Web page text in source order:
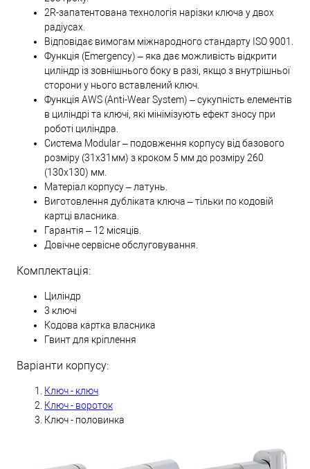
2R-запатентована технологія нарізки ключа у двох
радіусах.
Відповідає вимогам міжнародного стандарту ISO 9001.
Функція (Emergency) – яка дає можливість відкрити
циліндр із зовнішнього боку в разі, якщо з внутрішньої
сторони у нього вставлений ключ.
Функція AWS (Anti-Wear System) – сукупність елементів
в циліндрі та ключі, які мінімізують ефект зносу при
роботі циліндра.
Система Modular – подовження корпусу від базового
розміру (31х31мм) з кроком 5 мм до розміру 260
(130х130) мм.
Матеріал корпусу – латунь.
Виготовлення дубліката ключа – тільки по кодовій
картці власника.
Гарантія – 12 місяців.
Довічне сервісне обслуговування.
Комплектація:
Циліндр
3 ключі
Кодова картка власника
Гвинт для кріплення
Варіанти корпусу:
Ключ - ключ
Ключ - вороток
Ключ - половинка